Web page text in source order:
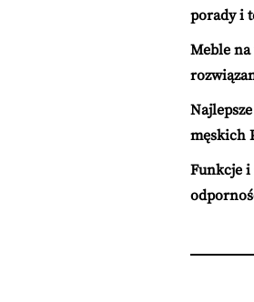
porady i
Meble
męskich
Funkcje i